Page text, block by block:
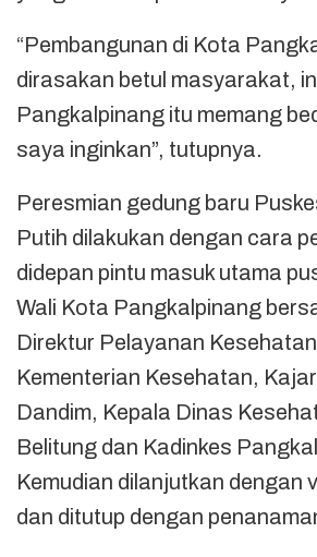
“Pembangunan di Kota
dirasakan betul masyarakat,
Pangkalpinang itu memang
saya inginkan”, tutupnya.
Peresmian gedung baru
Putih dilakukan dengan cara
didepan pintu masuk utama
Wali Kota Pangkalpinang
Direktur Pelayanan
Kementerian Kesehatan,
Dandim, Kepala Dinas
Belitung dan Kadinkes
Kemudian dilanjutkan dengan
dan ditutup dengan